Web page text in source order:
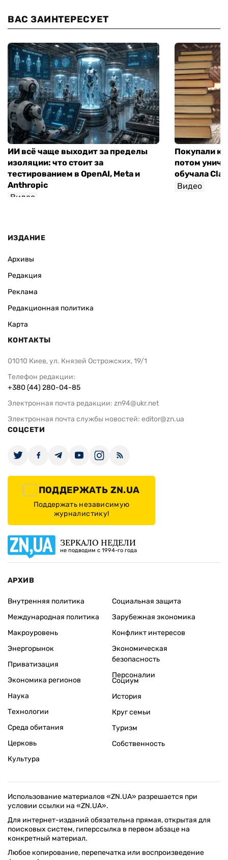
ВАС ЗАИНТЕРЕСУЕТ
ИИ всё чаще выходит за пределы
изоляции: что стоит за
тестированием в OpenAI, Meta и
Anthropic
Видео
Покупали
потом
обучала
Видео
ИЗДАНИЕ
Архивы
Редакция
Реклама
Редакционная политика
Карта
КОНТАКТЫ
01010 Киев, ул. Князей Острожских, 19/1
Телефон редакции:
+380 (44) 280-04-85
Электронная почта редакции: zn94@ukr.net
Электронная почта службы новостей: editor@zn.ua
СОЦСЕТИ
ПОДДЕРЖАТЬ ZN.UA
Поддержать независимую
журналистику!
ЗЕРКАЛО НЕДЕЛИ
не подводим с 1994-го года
АРХИВ
Внутренняя политика
Международная политика
Макроуровень
Энергорынок
Приватизация
Экономика регионов
Социальная защита
Зарубежная экономика
Конфликт интересов
Экономическая
безопасность
Персоналии
Наука
Технологии
Среда обитания
Церковь
Культура
Социум
История
Круг семьи
Туризм
Собственность
Использование материалов «ZN.UA» разрешается при
условии ссылки на «ZN.UA».
Для интернет-изданий обязательна прямая, открытая для
поисковых систем, гиперссылка в первом абзаце на
конкретный материал.
Любое копирование, перепечатка или воспроизведение